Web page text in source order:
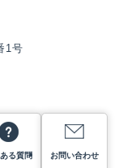
1号
る質問 お問い合わせ